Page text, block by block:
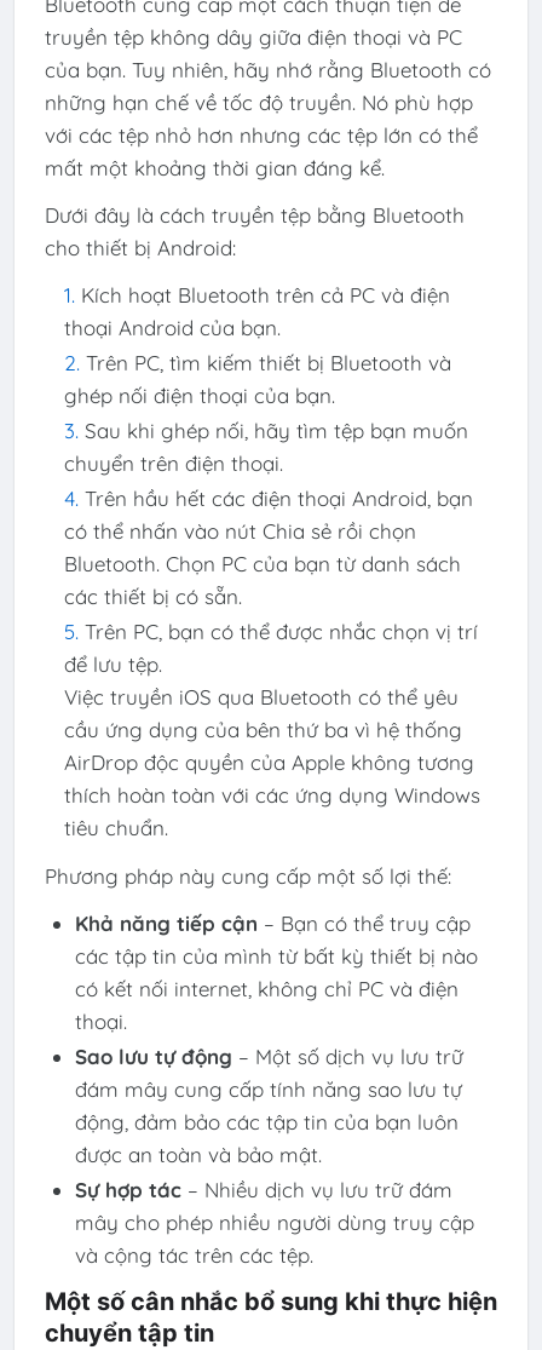
truyền tệp không dây giữa điện thoại và PC
của bạn. Tuy nhiên, hãy nhớ rằng Bluetooth có
những hạn chế về tốc độ truyền. Nó phù hợp
với các tệp nhỏ hơn nhưng các tệp lớn có thể
mất một khoảng thời gian đáng kể.
Dưới đây là cách truyền tệp bằng Bluetooth
cho thiết bị Android:
Kích hoạt Bluetooth trên cả PC và điện
thoại Android của bạn.
Trên PC, tìm kiếm thiết bị Bluetooth và
ghép nối điện thoại của bạn.
Sau khi ghép nối, hãy tìm tệp bạn muốn
chuyển trên điện thoại.
Trên hầu hết các điện thoại Android, bạn
có thể nhấn vào nút Chia sẻ rồi chọn
Bluetooth. Chọn PC của bạn từ danh sách
các thiết bị có sẵn.
Trên PC, bạn có thể được nhắc chọn vị trí
để lưu tệp.
Việc truyền iOS qua Bluetooth có thể yêu
cầu ứng dụng của bên thứ ba vì hệ thống
AirDrop độc quyền của Apple không tương
thích hoàn toàn với các ứng dụng Windows
tiêu chuẩn.
Phương pháp này cung cấp một số lợi thế:
Khả năng tiếp cận – Bạn có thể truy cập
các tập tin của mình từ bất kỳ thiết bị nào
có kết nối internet, không chỉ PC và điện
thoại.
Sao lưu tự động – Một số dịch vụ lưu trữ
đám mây cung cấp tính năng sao lưu tự
động, đảm bảo các tập tin của bạn luôn
được an toàn và bảo mật.
Sự hợp tác– Nhiều dịch vụ lưu trữ đám
mây cho phép nhiều người dùng truy cập
và cộng tác trên các tệp.
Một số cân nhắc bổ sung khi thực hiện
chuyển tập tin